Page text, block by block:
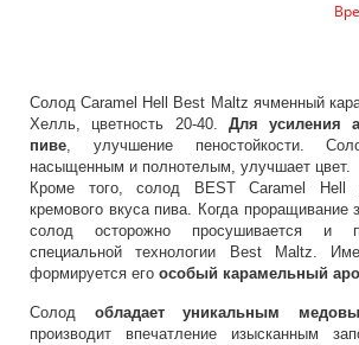
Солод Caramel Hell Best Maltz ячменный
Хелль, цветность 20-40. Для усиления
пиве, улучшение пеностойкости.
насыщенным и полнотелым, улучшает цвет.
Кроме того, солод BEST Caramel Hell
кремового вкуса пива. Когда проращивание
солод осторожно просушивается и
специальной технологии Best Maltz.
формируется его особый карамельный
Солод обладает уникальным
производит впечатление изысканным